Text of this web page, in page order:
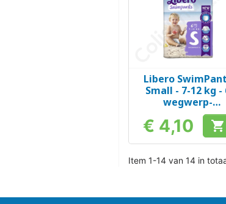
Snel bekijken
Libero
Small - 7-12 kg -
wegwerp-
zwempakken
Prijs
€ 4,10 
Item 1-14 van 14 in